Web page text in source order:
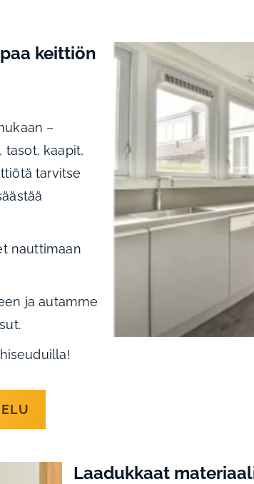
keittiön
–
tasot, kaapit,
tarvitse
nauttimaan
ja autamme
Laadukkaat